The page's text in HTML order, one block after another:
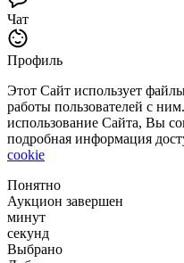
Чат
Профиль
Этот Сайт использует
работы пользователей с
использование Сайта, Вы
подробная информация
cookie
Понятно
Аукцион завершен
минут
секунд
Выбрано